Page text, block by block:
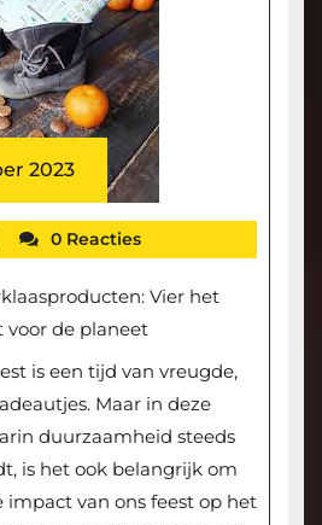
2023
0 Reacties
Vier het
voor de planeet
is een tijd van vreugde,
Maar in deze
duurzaamheid steeds
is het ook belangrijk om
impact van ons feest op het